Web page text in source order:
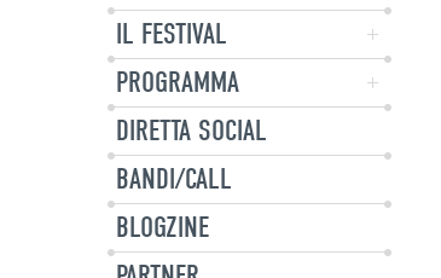
IL FESTIVAL
PROGRAMMA
DIRETTA SOCIAL
BANDI/CALL
BLOGZINE